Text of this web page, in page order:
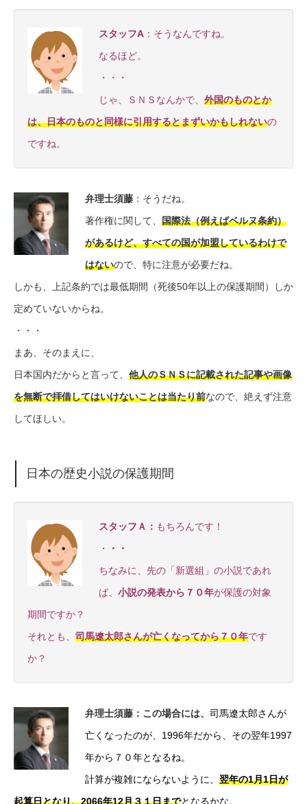
スタッフA ：そうなんですね。
なるほど。
・・・
じゃ、ＳＮＳなんかで、 外国のものとか
は、日本のものと同様に引用するとまずいかもしれないの
ですね。
弁理士須藤 ：そうだね。
著作権に関して、 国際法（例えばベルヌ条約）
があるけど、すべての国が加盟しているわけで
はないので、特に注意が必要だね。
しかも、上記条約では最低期間（死後50年以上の保護期間）しか
定めていないからね。
・・・
まあ、そのまえに、
日本国内だからと言って、 他人のＳＮＳに記載された記事や画像
を無断で拝借してはいけないことは当たり前なので、絶えず注意
してほしい。
日本の歴史小説の保護期間
スタッフＡ： もちろんです！
・
・・
ちなみに、先の「新選組」の小説であれ
ば、 小説の発表から７０年が保護の対象
期間ですか？
それとも、 司馬遼太郎さんが亡くなってから７０年です
か？
弁理士須藤：この場合には、 司馬遼太郎さんが
亡くなったのが、1996年だから、その翌年1997
年から７０年となるね。
計算が複雑にならないように、 翌年の1月1日が
起算日となり、2066年12月３１日までとなるかな。